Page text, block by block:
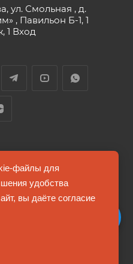
ул. Смольная , д.
, Павильон Б-1, 1
1 Вход
публичной офертой
файлы для
удобства
вы даёте согласие